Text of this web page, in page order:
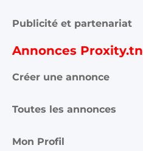
Publicité et partenariat
Annonces Proxity.tn
Créer une annonce
Toutes les annonces
Mon Profil